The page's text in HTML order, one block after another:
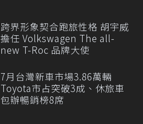
跨界形象契合跑旅性格 胡宇威
擔任 Volkswagen The all-
new T-Roc 品牌大使
7月台灣新車市場3.86萬輛
Toyota市占突破3成、休旅車
包辦暢銷榜8席